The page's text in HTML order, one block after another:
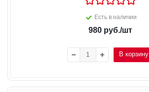
Есть в наличии
980 руб./шт
В корзину